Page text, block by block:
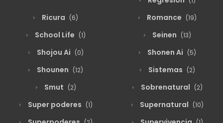
Ricura (6) Romance (19)
School Life (1) Seinen (13)
Shojou Ai (0) Shonen Ai (5)
Shounen (12) Sistemas (2)
Smut (2) Sobrenatural (2)
Super poderes (1) Supernatural (10)